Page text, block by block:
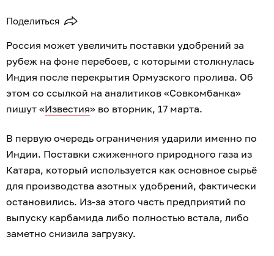
Поделиться
Россия может увеличить поставки удобрений за
рубеж на фоне перебоев, с которыми столкнулась
Индия после перекрытия Ормузского пролива. Об
этом со ссылкой на аналитиков «Совкомбанка»
пишут «Известия» во вторник, 17 марта.
В первую очередь ограничения ударили именно по
Индии. Поставки сжиженного природного газа из
Катара, который используется как основное сырьё
для производства азотных удобрений, фактически
остановились. Из-за этого часть предприятий по
выпуску карбамида либо полностью встала, либо
заметно снизила загрузку.